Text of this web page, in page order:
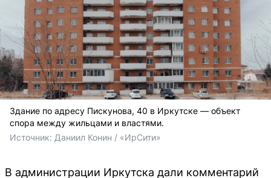
Здание по адресу Пискунова, 40 в Иркутске — объект
спора между жильцами и властями.
Источник: Даниил Конин / «ИрСити»
В администрации Иркутска дали комментарий